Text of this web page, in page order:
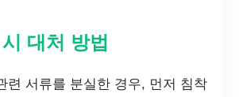
대처 방법
련 서류를 분실한 경우, 먼저 침착